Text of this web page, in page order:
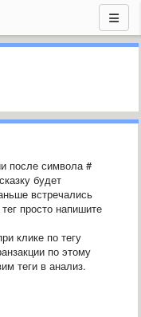
после символа #
будет
встречались
просто напишите
клике по тегу
по этому
теги в анализ.